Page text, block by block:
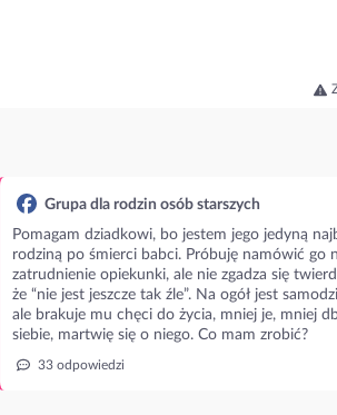
Grupa dla rodzin osób starszych
Pomagam dziadkowi, bo jestem jego jedyną
rodziną po śmierci babci. Próbuję namówić go
zatrudnienie opiekunki, ale nie zgadza się
że “nie jest jeszcze tak źle”. Na ogół jest
ale brakuje mu chęci do życia, mniej je, mniej
siebie, martwię się o niego. Co mam zrobić?
33 odpowiedzi